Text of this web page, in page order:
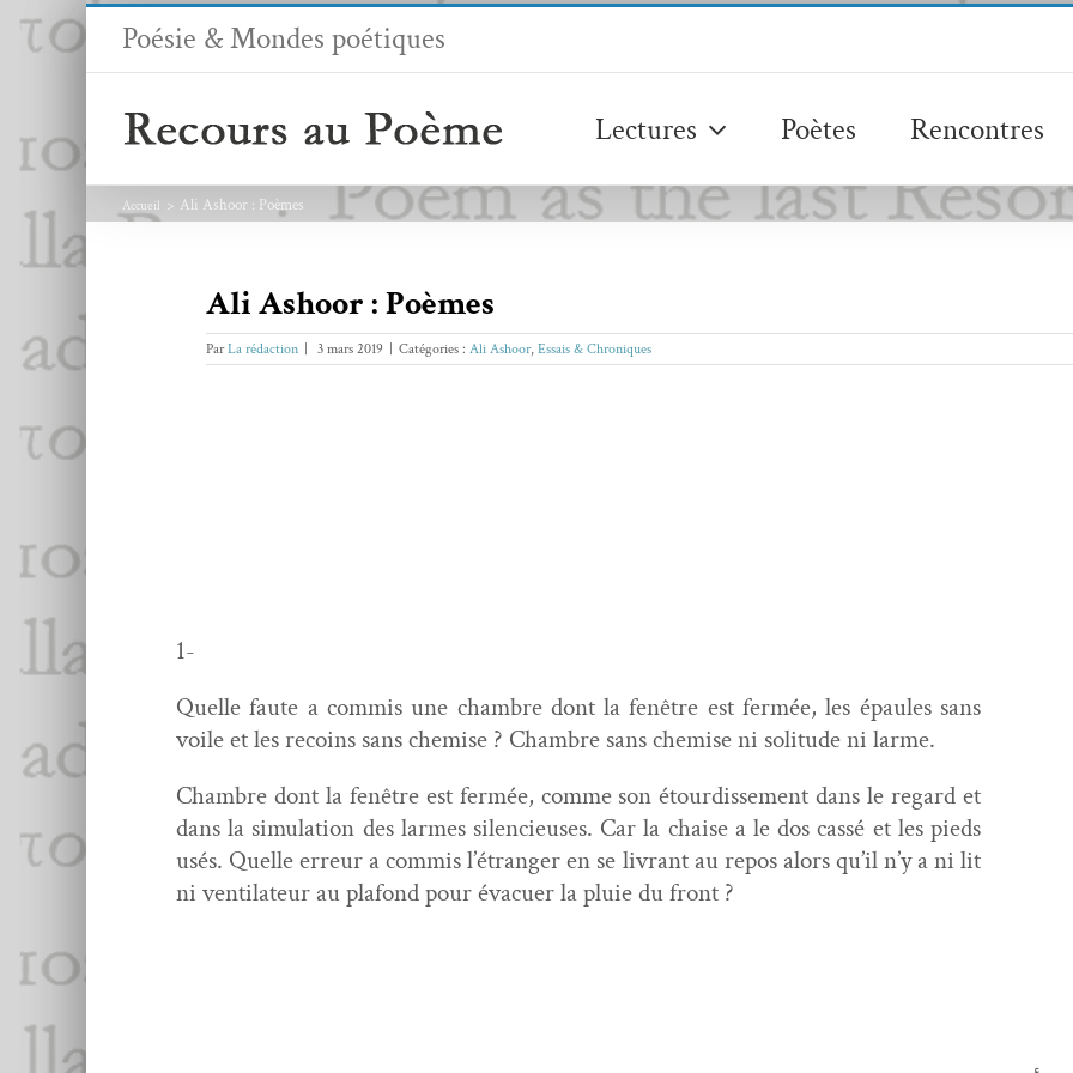
Passer
Poésie & Mondes poétiques
Lectures Poètes Rencontres
Accueil Ali Ashoor : Poèmes
Ali Ashoor : Poèmes
ParLa rédaction 3 mars 2019 Catégories : Ali Ashoor, Essais & Chroniques
1-
Quelle faute a com­mis une cham­bre dont la fenêtre est fer­mée, les épaules sans
voile et les recoins sans chemise ? Cham­bre sans chemise ni soli­tude ni larme.
Cham­bre dont la fenêtre est fer­mée, comme son étour­disse­ment dans le regard et
dans la sim­u­la­tion des larmes silen­cieuses. Car la chaise a le dos cassé et les pieds
usés. Quelle erreur a com­mis l’étranger en se livrant au repos alors qu’il n’y a ni lit
ni ven­ti­la­teur au pla­fond pour évac­uer la pluie du front ?